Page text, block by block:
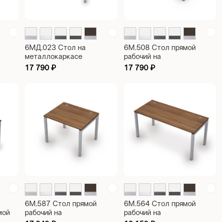
6МД.023 Стол на
металлокаркасе
эргономичный правый
17 790₽
6М.508 Стол прямой
рабочий на
металлокаркасе, 50х50
17 790₽
6М.587 Стол прямой
рабочий на
6М.564 Стол прямой
рабочий на